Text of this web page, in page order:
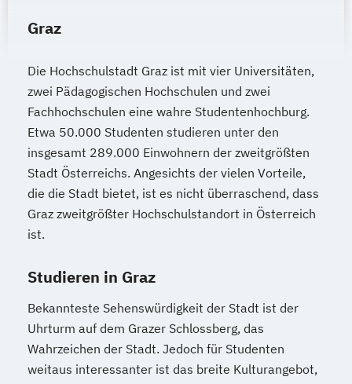
Heilpädagogik und Inklusion
Hotelmanagement (DE/EN)
IT-Betriebswirt/in IT-Management
Immobilienmanagement für
Immobilienkaufleute
Immobilienwirtschaft Informatik
Information Technology Management
International Healthcare Management
International Management (DE/EN)
Internationales Marketing
Journalismus und digitale Kommunikation
Graz
Die Hochschulstadt Graz ist mit vier Universitäten,
zwei Pädagogischen Hochschulen und zwei
Fachhochschulen eine wahre Studentenhochburg.
Etwa 50.000 Studenten studieren unter den
insgesamt 289.000 Einwohnern der zweitgrößten
Stadt Österreichs. Angesichts der vielen Vorteile,
die die Stadt bietet, ist es nicht überraschend, dass
Graz zweitgrößter Hochschulstandort in Österreich
ist.
Studieren in Graz
Bekannteste Sehenswürdigkeit der Stadt ist der
Uhrturm auf dem Grazer Schlossberg, das
Wahrzeichen der Stadt. Jedoch für Studenten
weitaus interessanter ist das breite Kulturangebot,